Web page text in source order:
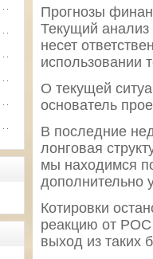
Прогнозы
Текущий анализ
несет
использовании
О текущей
основатель
В последние
лонговая
мы находимся
дополнительно
Котировки
реакцию от
выход из таких